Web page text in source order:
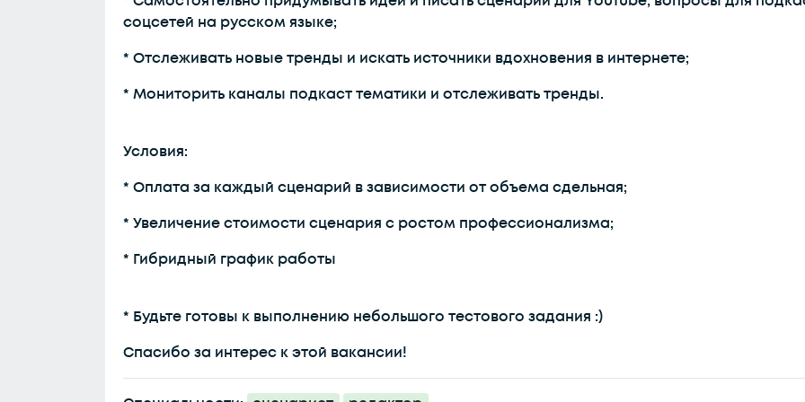
соцсетей на русском языке;
* Отслеживать новые тренды и искать источники вдохновения в интернете;
* Мониторить каналы подкаст тематики и отслеживать тренды.
Условия:
* Оплата за каждый сценарий в зависимости от объема сдельная;
* Увеличение стоимости сценария с ростом профессионализма;
* Гибридный график работы
* Будьте готовы к выполнению небольшого тестового задания :)
Спасибо за интерес к этой вакансии!